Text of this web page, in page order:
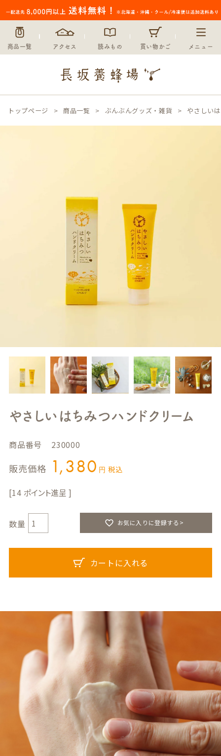
商品一覧 アクセス 読みもの 買い物かご メニュー
トップページ 商品一覧 ぶんぶんグッズ・雑貨 やさしい
やさしいはちみつハンドクリーム
商品番号 230000
販売価格 1,380 税込
14
お気に入りに登録する>
カートに入れる